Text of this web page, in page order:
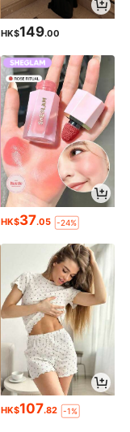
HK$149.00
HK$37.05 -24%
HK$107.82 -1%